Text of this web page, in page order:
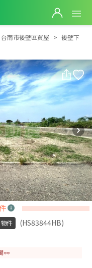
後壁下茄苳段農地(四)
台南市後壁區買屋
後壁下
件
(HS83844HB)
👀